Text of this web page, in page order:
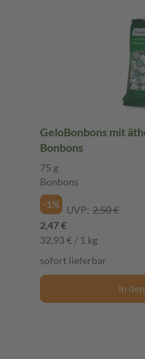
GeloBonbons mit
Bonbons
75 g
Bonbons
-1%
UVP: 2,50 €
2,47 €
32,93 € / 1 kg
sofort lieferbar
In